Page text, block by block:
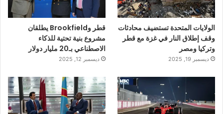
الولايات المتحدة تستضيف محادثات
وقف إطلاق النار في غزة مع قطر
وتركيا ومصر
ديسمبر 19, 2025
قطر وBrookfield يطلقان
مشروع بنية تحتية للذكاء
الاصطناعي بـ20 مليار دولار
ديسمبر 12, 2025